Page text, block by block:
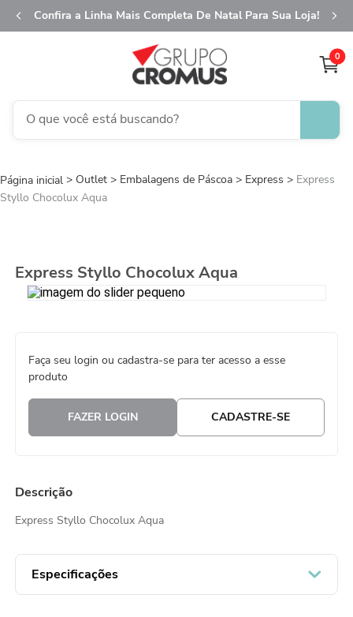
Confira a Linha Mais Completa De Natal Para Sua Loja!
0
O que você está buscando?
Outlet Embalagens de Páscoa Express
Express
Styllo Chocolux Aqua
Express Styllo Chocolux Aqua
Faça seu login ou cadastra-se para ter acesso a esse
produto
FAZER LOGIN CADASTRE-SE
Descrição
Express Styllo Chocolux Aqua
Especificações
1º
fita aramada
5º
9º
urso